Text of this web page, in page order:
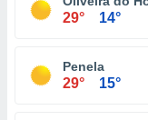
29° 14°
Penela
29° 15°